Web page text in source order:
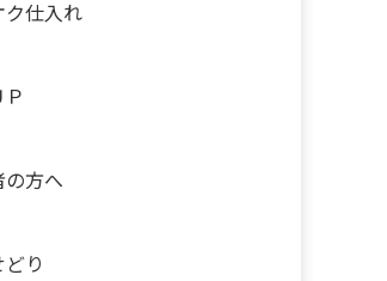
ク仕入れ
の方へ
どり